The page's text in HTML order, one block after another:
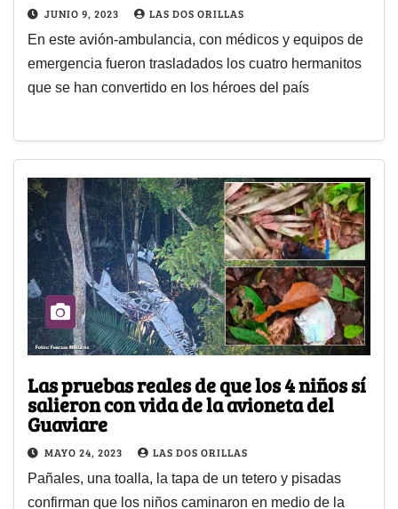
JUNIO 9, 2023 LAS DOS ORILLAS
En este avión-ambulancia, con médicos y equipos de
emergencia fueron trasladados los cuatro hermanitos
que se han convertido en los héroes del país
Las pruebas reales de que los 4 niños sí
salieron con vida de la avioneta del
Guaviare
MAYO 24, 2023 LAS DOS ORILLAS
Pañales, una toalla, la tapa de un tetero y pisadas
confirman que los niños caminaron en medio de la